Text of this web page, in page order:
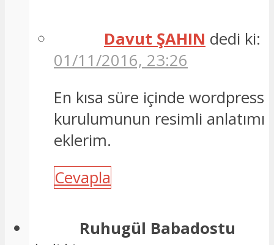
Davut ŞAHIN dedi ki:
01/11/2016, 23:26
En kısa süre içinde wordpress
kurulumunun resimli anlatımı
eklerim.
Cevapla
Ruhugül Babadostu